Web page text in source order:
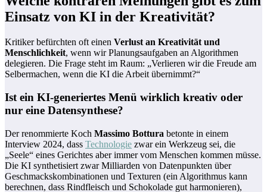
Einsatz von KI in der Kreativität?
Kritiker befürchten oft einen Verlust an Kreativität und
Menschlichkeit, wenn wir Planungsaufgaben an Algorithmen
delegieren. Die Frage steht im Raum: „Verlieren wir die Freude am
Selbermachen, wenn die KI die Arbeit übernimmt?“
Ist ein KI-generiertes Menü wirklich kreativ oder
nur eine Datensynthese?
Der renommierte Koch Massimo Bottura betonte in einem
Interview 2024, dass Technologie zwar ein Werkzeug sei, die
„Seele“ eines Gerichtes aber immer vom Menschen kommen müsse.
Die KI synthetisiert zwar Milliarden von Datenpunkten über
Geschmackskombinationen und Texturen (ein Algorithmus kann
berechnen, dass Rindfleisch und Schokolade gut harmonieren),